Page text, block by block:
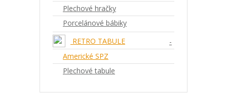
Plechové hračky
Porcelánové bábiky
RETRO TABULE
-
Americké SPZ
Plechové tabule